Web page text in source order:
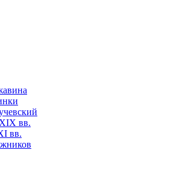
вв.
вв.